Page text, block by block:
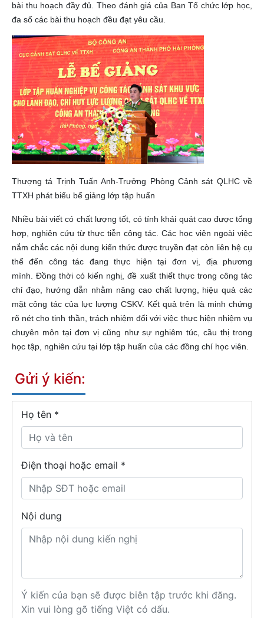
bài thu hoạch đầy đủ. Theo đánh giá của Ban Tổ chức lớp học,
đa số các bài thu hoạch đều đạt yêu cầu.
Thượng tá Trịnh Tuấn Anh-Trưởng Phòng Cảnh sát QLHC về
TTXH phát biểu bế giảng lớp tập huấn
Nhiều bài viết có chất lượng tốt, có tính khái quát cao được tổng
hợp, nghiên cứu từ thực tiễn công tác. Các học viên ngoài việc
nắm chắc các nội dung kiến thức được truyền đạt còn liên hệ cụ
thể đến công tác đang thực hiện tại đơn vị, địa phương
mình. Đồng thời có kiến nghị, đề xuất thiết thực trong công tác
chỉ đạo, hướng dẫn nhằm nâng cao chất lượng, hiệu quả các
mặt công tác của lực lượng CSKV. Kết quả trên là minh chứng
rõ nét cho tinh thần, trách nhiệm đối với việc thực hiện nhiệm vụ
chuyên môn tại đơn vị cũng như sự nghiêm túc, cầu thị trong
học tập, nghiên cứu tại lớp tập huấn của các đồng chí học viên.
Gửi ý kiến:
Họ tên *
Điện thoại hoặc email *
Nội dung
Ý kiến của bạn sẽ được biên tập trước khi đăng.
Xin vui lòng gõ tiếng Việt có dấu.